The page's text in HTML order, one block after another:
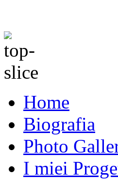
Home
Biografia
Photo
I miei